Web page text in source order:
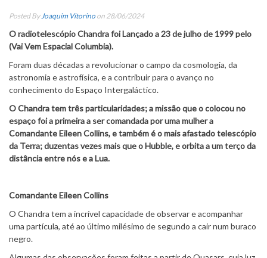
Posted By Joaquim Vitorino on 28/06/2024
O radiotelescópio Chandra foi Lançado a 23 de julho de 1999 pelo
(Vai Vem Espacial Columbia).
Foram duas décadas a revolucionar o campo da cosmologia, da
astronomia e astrofísica, e a contribuir para o avanço no
conhecimento do Espaço Intergaláctico.
O Chandra tem três particularidades; a missão que o colocou no
espaço foi a primeira a ser comandada por uma mulher a
Comandante Eileen Collins, e também é o mais afastado telescópio
da Terra; duzentas vezes mais que o Hubble, e orbita a um terço da
distância entre nós e a Lua.
Comandante Eileen Collins
O Chandra tem a incrível capacidade de observar e acompanhar
uma partícula, até ao último milésimo de segundo a cair num buraco
negro.